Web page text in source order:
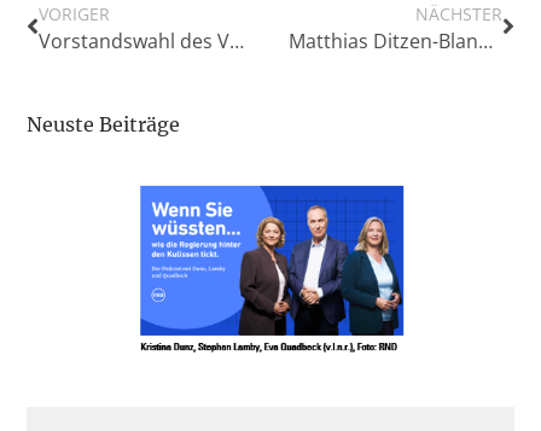
VORIGER
Vorstandswahl des Verbandes Deutscher Lokalzeitungen und Lokalmedien e.V. – Max Hase neu im Vorstand – Kai Röhrbein und Inken Boyens als Vorsitzende bestätigt
NÄCHSTER
Matthias Ditzen-Blanke zum ENPA-Vizepräsidenten gewählt – Valdo Lehari wird Ehrenpräsident
Neuste Beiträge